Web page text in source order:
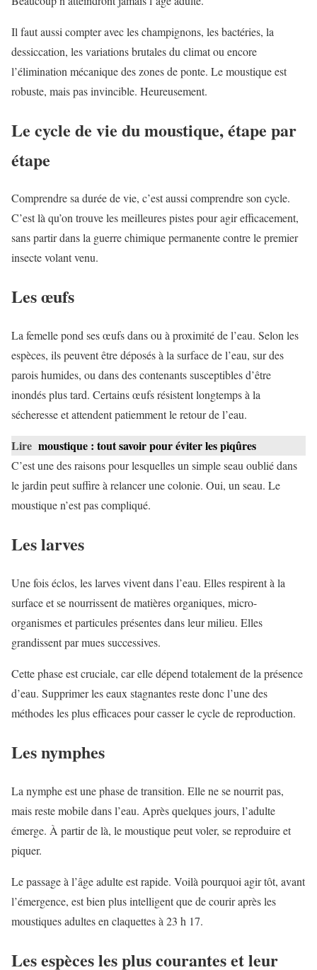
Il faut aussi compter avec les champignons, les bactéries, la
dessiccation, les variations brutales du climat ou encore
l’élimination mécanique des zones de ponte. Le moustique est
robuste, mais pas invincible. Heureusement.
Le cycle de vie du moustique, étape par
étape
Comprendre sa durée de vie, c’est aussi comprendre son cycle.
C’est là qu’on trouve les meilleures pistes pour agir efficacement,
sans partir dans la guerre chimique permanente contre le premier
insecte volant venu.
Les œufs
La femelle pond ses œufs dans ou à proximité de l’eau. Selon les
espèces, ils peuvent être déposés à la surface de l’eau, sur des
parois humides, ou dans des contenants susceptibles d’être
inondés plus tard. Certains œufs résistent longtemps à la
sécheresse et attendent patiemment le retour de l’eau.
Lire moustique : tout savoir pour éviter les piqûres
C’est une des raisons pour lesquelles un simple seau oublié dans
le jardin peut suffire à relancer une colonie. Oui, un seau. Le
moustique n’est pas compliqué.
Les larves
Une fois éclos, les larves vivent dans l’eau. Elles respirent à la
surface et se nourrissent de matières organiques, micro-
organismes et particules présentes dans leur milieu. Elles
grandissent par mues successives.
Cette phase est cruciale, car elle dépend totalement de la présence
d’eau. Supprimer les eaux stagnantes reste donc l’une des
méthodes les plus efficaces pour casser le cycle de reproduction.
Les nymphes
La nymphe est une phase de transition. Elle ne se nourrit pas,
mais reste mobile dans l’eau. Après quelques jours, l’adulte
émerge. À partir de là, le moustique peut voler, se reproduire et
piquer.
Le passage à l’âge adulte est rapide. Voilà pourquoi agir tôt, avant
l’émergence, est bien plus intelligent que de courir après les
moustiques adultes en claquettes à 23 h 17.
Les espèces les plus courantes et leur